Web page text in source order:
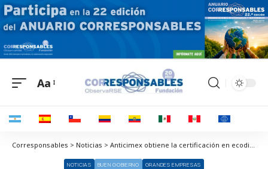
Aa
Corresponsables > Noticias > Anticimex obtiene la certificación en ecodiseño de sus servicios de acuerdo con la Norma UNE -EN ISO 14006
NOTICIAS BUEN GOBIERNO
GRANDES EMPRESAS